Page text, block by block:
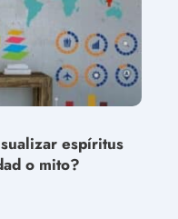
espíritus
o mito?